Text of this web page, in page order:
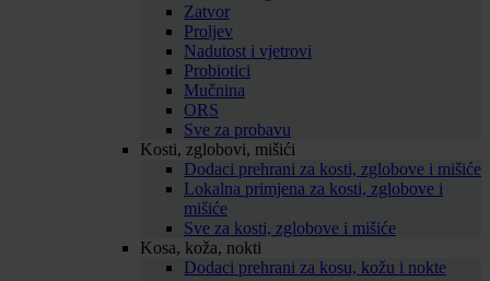
Zatvor
Proljev
Nadutost i vjetrovi
Probiotici
Mučnina
ORS
Sve za probavu
Kosti, zglobovi, mišići
Dodaci prehrani za kosti, zglobove i mišiće
Lokalna primjena za kosti, zglobove i
mišiće
Sve za kosti, zglobove i mišiće
Kosa, koža, nokti
Dodaci prehrani za kosu, kožu i nokte